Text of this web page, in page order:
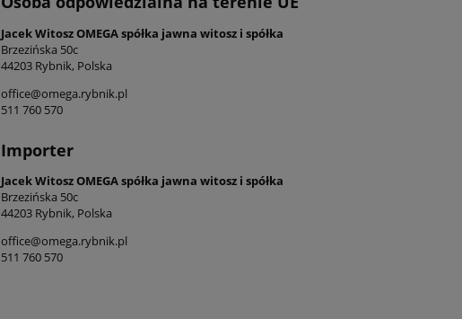
Jacek Witosz OMEGA spółka jawna witosz i spółka
Brzezińska 50c
44203 Rybnik, Polska
office@omega.rybnik.pl
511 760 570
Importer
Jacek Witosz OMEGA spółka jawna witosz i spółka
Brzezińska 50c
44203 Rybnik, Polska
office@omega.rybnik.pl
511 760 570